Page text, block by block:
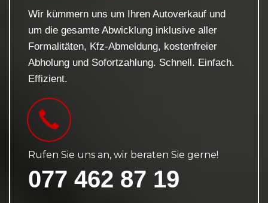
Wir kümmern uns um Ihren Autoverkauf und
um die gesamte Abwicklung inklusive aller
Formalitäten, Kfz-Abmeldung, kostenfreier
Abholung und Sofortzahlung. Schnell. Einfach.
Effizient.
Rufen Sie uns an, wir beraten Sie gerne!
077 462 87 19